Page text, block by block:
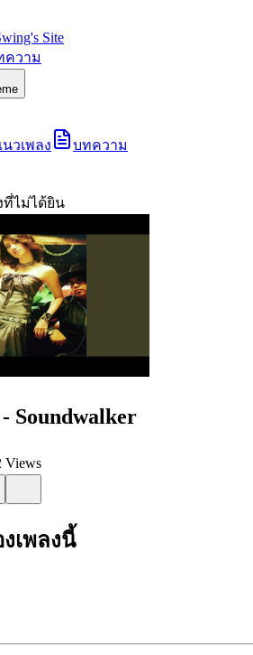
Site
ความ
นวเพลง บทความ
ที่ไม่ได้ยิน
Soundwalker
Views
เพลงนี้